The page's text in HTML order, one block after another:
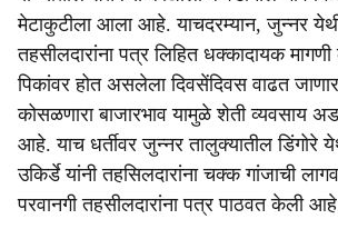
मेटाकुटीला आला आहे. याचदरम्यान, जुन्नर
तहसीलदारांना पत्र लिहित धक्कादायक
पिकांवर होत असलेला दिवसेंदिवस वाढत
कोसळणारा बाजारभाव यामुळे शेती व्यवसाय
आहे. याच धर्तीवर जुन्नर तालुक्यातील डिंगोरे
उकिर्डे यांनी तहसिलदारांना चक्क गांजाची
परवानगी तहसीलदारांना पत्र पाठवत केली